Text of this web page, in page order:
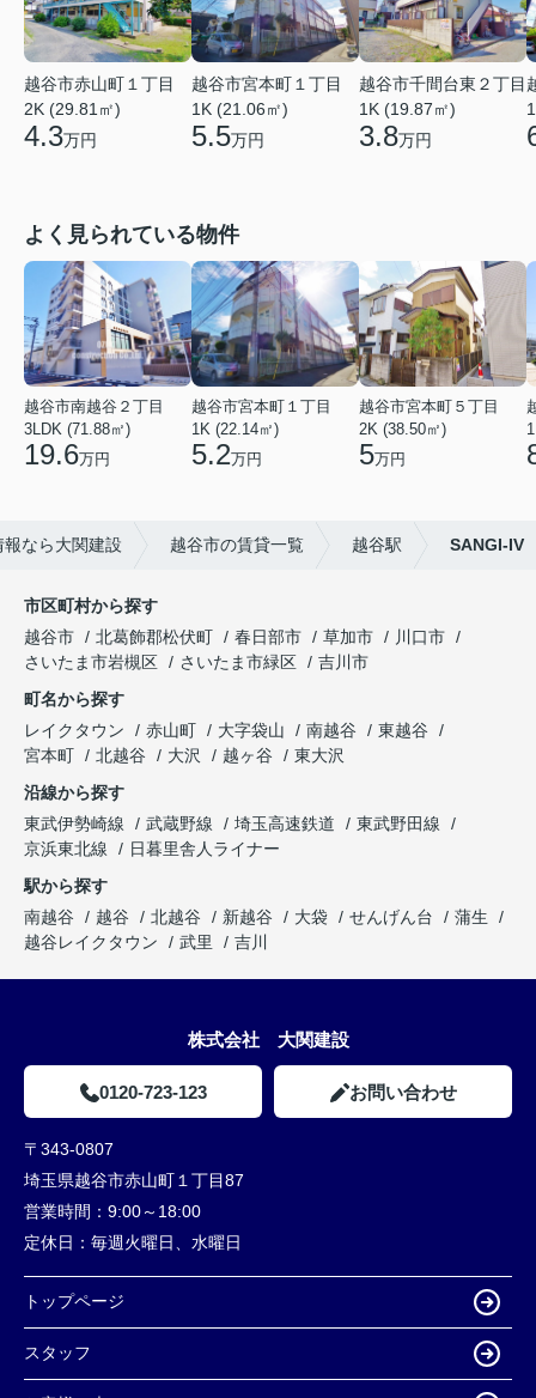
越谷市赤山町１丁目
2K (29.81㎡)
4.3万円
越谷市宮本町１丁目
1K (21.06㎡)
5.5万円
越谷市千間台東２丁目
1K (19.87㎡)
3.8万円
よく見られている物件
越谷市南越谷２丁目
3LDK (71.88㎡)
19.6万円
越谷市宮本町１丁目
1K (22.14㎡)
5.2万円
越谷市宮本町５丁目
2K (38.50㎡)
5万円
なら大関建設 越谷市の賃貸一覧 越谷駅 SANGI-IV
市区町村から探す
越谷市
北葛飾郡松伏町 春日部市 草加市
川口市
さいたま市岩槻区
さいたま市緑区
吉川市
町名から探す
レイクタウン
赤山町 大字袋山 南越谷
東越谷
宮本町
北越谷 大沢 越ヶ谷
東大沢
沿線から探す
東武伊勢崎線
武蔵野線 埼玉高速鉄道
東武野田線
京浜東北線
日暮里舎人ライナー
駅から探す
南越谷
越谷 北越谷 新越谷 大袋 せんげん台
蒲生
越谷レイクタウン
武里 吉川
株式会社 大関建設
0120-723-123 お問い合わせ
〒343-0807
埼玉県越谷市赤山町１丁目87
営業時間： 9:00～18:00
定休日： 毎週火曜日、水曜日
トップページ
スタッフ